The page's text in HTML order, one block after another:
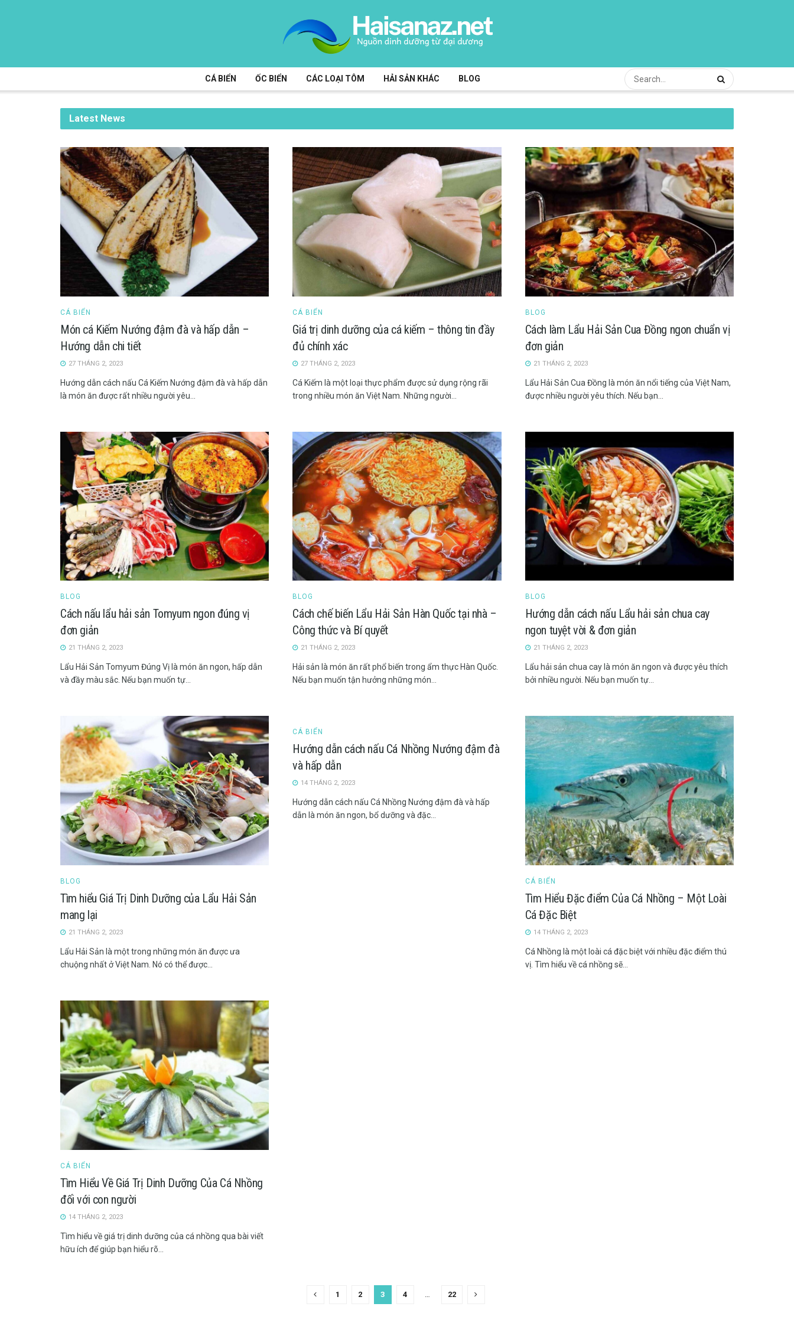
CÁ BIỂN ỐC BIỂN CÁC LOẠI TÔM HẢI SẢN KHÁC BLOG
Latest News
CÁ BIỂN
Món cá Kiếm Nướng đậm đà và hấp dẫn –
Hướng dẫn chi tiết
27 THÁNG 2, 2023
Hướng dẫn cách nấu Cá Kiếm Nướng đậm đà và hấp dẫn
là món ăn được rất nhiều người yêu...
CÁ BIỂN
Giá trị dinh dưỡng của cá kiếm – thông tin đầy
đủ chính xác
27 THÁNG 2, 2023
Cá Kiếm là một loại thực phẩm được sử dụng rộng rãi
trong nhiều món ăn Việt Nam. Những người...
BLOG
Cách làm Lẩu Hải Sản Cua Đồng ngon chuẩn vị
đơn giản
21 THÁNG 2, 2023
Lẩu Hải Sản Cua Đồng là món ăn nổi tiếng của Việt Nam,
được nhiều người yêu thích. Nếu bạn...
BLOG
Cách nấu lẩu hải sản Tomyum ngon đúng vị
đơn giản
21 THÁNG 2, 2023
Lẩu Hải Sản Tomyum Đúng Vị là món ăn ngon, hấp dẫn
và đầy màu sắc. Nếu bạn muốn tự...
BLOG
Cách chế biến Lẩu Hải Sản Hàn Quốc tại nhà –
Công thức và Bí quyết
21 THÁNG 2, 2023
Hải sản là món ăn rất phổ biến trong ẩm thực Hàn Quốc.
Nếu bạn muốn tận hưởng những món...
BLOG
Hướng dẫn cách nấu Lẩu hải sản chua cay
ngon tuyệt vời & đơn giản
21 THÁNG 2, 2023
Lẩu hải sản chua cay là món ăn ngon và được yêu thích
bởi nhiều người. Nếu bạn muốn tự...
BLOG
Tìm hiểu Giá Trị Dinh Dưỡng của Lẩu Hải Sản
mang lại
21 THÁNG 2, 2023
Lẩu Hải Sản là một trong những món ăn được ưa
chuộng nhất ở Việt Nam. Nó có thể được...
CÁ BIỂN
Hướng dẫn cách nấu Cá Nhồng Nướng đậm đà
và hấp dẫn
14 THÁNG 2, 2023
Hướng dẫn cách nấu Cá Nhồng Nướng đậm đà và hấp
dẫn là món ăn ngon, bổ dưỡng và đặc...
CÁ BIỂN
Tìm Hiểu Đặc điểm Của Cá Nhồng – Một Loài
Cá Đặc Biệt
14 THÁNG 2, 2023
Cá Nhồng là một loài cá đặc biệt với nhiều đặc điểm thú
vị. Tìm hiểu về cá nhồng sẽ...
CÁ BIỂN
Tìm Hiểu Về Giá Trị Dinh Dưỡng Của Cá Nhồng
đối với con người
14 THÁNG 2, 2023
Tìm hiểu về giá trị dinh dưỡng của cá nhồng qua bài viết
hữu ích để giúp bạn hiểu rõ...
1 2 3 4 22